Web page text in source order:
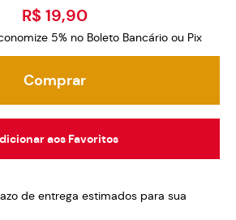
R$ 19,90
5% no Boleto Bancário ou Pix
Comprar
aos Favoritos
de entrega estimados para sua